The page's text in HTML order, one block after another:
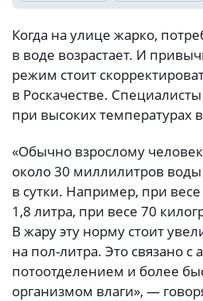
Когда на улице жарко,
в воде возрастает. И
режим стоит
в Роскачестве.
при высоких температурах
«Обычно взрослому
около 30 миллилитров
в сутки. Например, при
1,8 литра, при весе 70
В жару эту норму стоит
на пол-литра. Это связано с
потоотделением и более
организмом влаги», —